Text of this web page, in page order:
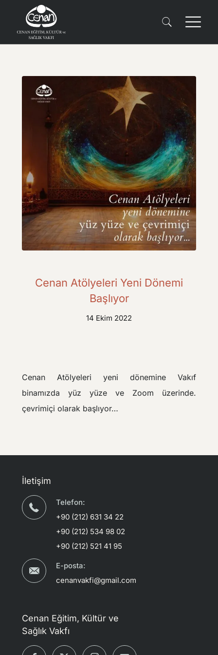
Cenan Atölyeleri Yeni Dönemi
Başlıyor
14 Ekim 2022
Cenan Atölyeleri yeni dönemine Vakıf
binamızda yüz yüze ve Zoom üzerinde.
çevrimiçi olarak başlıyor…
İletişim
Telefon:
+90 (212) 631 34 22
+90 (212) 534 98 02
+90 (212) 521 41 95
E-posta:
cenanvakfi@gmail.com
Cenan Eğitim, Kültür ve
Sağlık Vakfı